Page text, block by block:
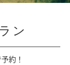
ン
約！